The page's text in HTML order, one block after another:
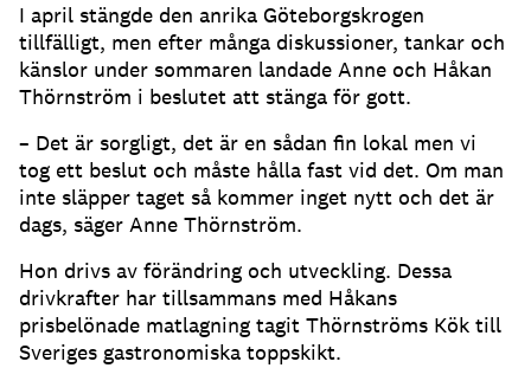
I april stängde den anrika Göteborgskrogen
tillfälligt, men efter många diskussioner, tankar och
känslor under sommaren landade Anne och Håkan
Thörnström i beslutet att stänga för gott.
– Det är sorgligt, det är en sådan fin lokal men vi
tog ett beslut och måste hålla fast vid det. Om man
inte släpper taget så kommer inget nytt och det är
dags, säger Anne Thörnström.
Hon drivs av förändring och utveckling. Dessa
drivkrafter har tillsammans med Håkans
prisbelönade matlagning tagit Thörnströms Kök till
Sveriges gastronomiska toppskikt.